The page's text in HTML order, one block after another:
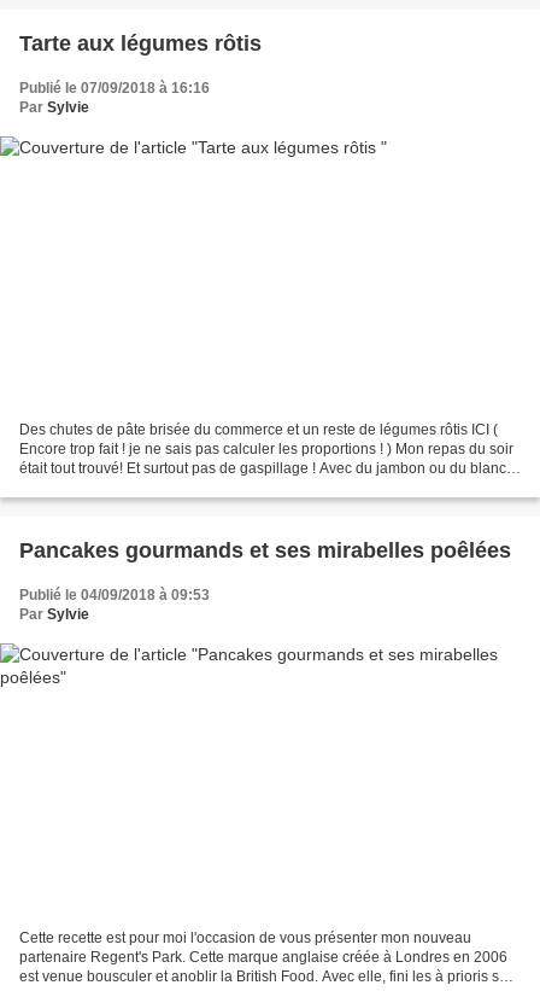
Tarte aux légumes rôtis
Publié le 07/09/2018 à 16:16
Par Sylvie
Des chutes de pâte brisée du commerce et un reste de légumes rôtis ICI (
Encore trop fait ! je ne sais pas calculer les proportions ! ) Mon repas du soir
était tout trouvé! Et surtout pas de gaspillage ! Avec du jambon ou du blanc
Pancakes gourmands et ses mirabelles poêlées
Publié le 04/09/2018 à 09:53
Par Sylvie
Cette recette est pour moi l'occasion de vous présenter mon nouveau
partenaire Regent's Park. Cette marque anglaise créée à Londres en 2006
est venue bousculer et anoblir la British Food. Avec elle, fini les à prioris sur